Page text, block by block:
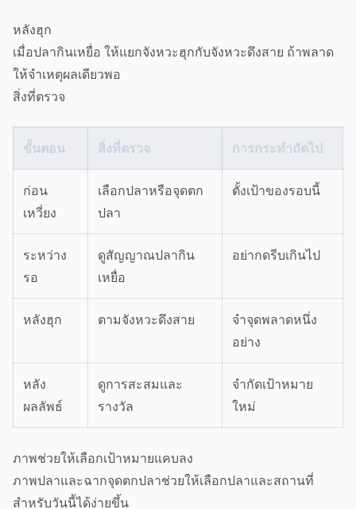
หลังฮุก
เมื่อปลากินเหยื่อ ให้แยกจังหวะฮุกกับจังหวะดึงสาย ถ้าพลาด
ให้จำเหตุผลเดียวพอ
สิ่งที่ตรวจ
ขั้นตอน สิ่งที่ตรวจ การกระทำถัดไป
ก่อน
เหวี่ยง
เลือกปลาหรือจุดตก
ปลา
ตั้งเป้าของรอบนี้
ระหว่าง
รอ
ดูสัญญาณปลากิน
เหยื่อ
อย่ากดรีบเกินไป
หลังฮุก ตามจังหวะดึงสาย
จำจุดพลาดหนึ่ง
อย่าง
หลัง
ผลลัพธ์
ดูการสะสมและ
รางวัล
จำกัดเป้าหมาย
ใหม่
ภาพช่วยให้เลือกเป้าหมายแคบลง
ภาพปลาและฉากจุดตกปลาช่วยให้เลือกปลาและสถานที่
สำหรับวันนี้ได้ง่ายขึ้น